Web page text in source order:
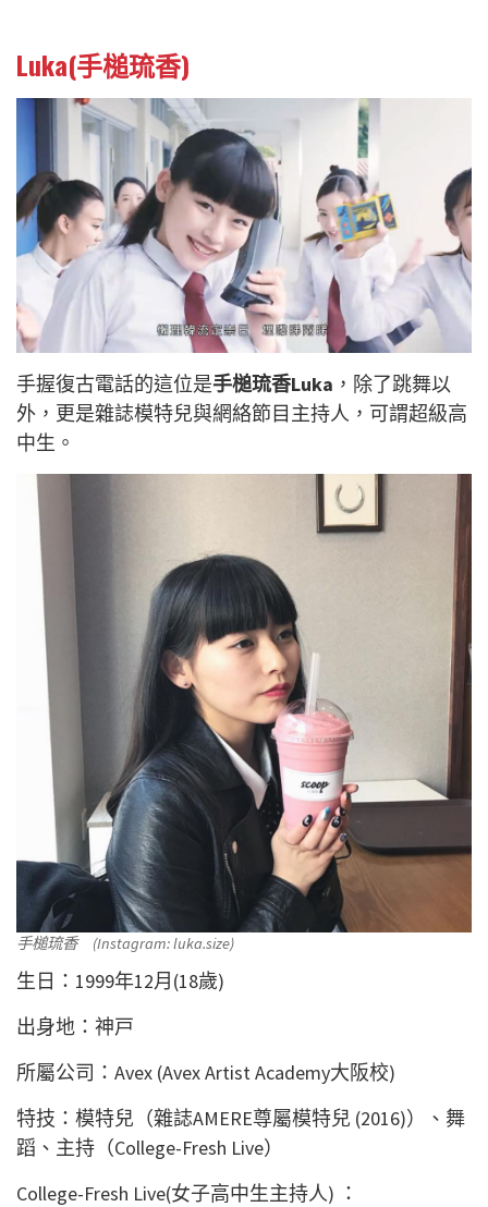
Luka(手槌琉香)
手握復古電話的這位是手槌琉香Luka ，除了跳舞以
外，更是雜誌模特兒與網絡節目主持人，可謂超級高
中生。
手槌琉香 (Instagram: luka.size)
生日：1999年12月(18歲)
出身地：神戸
所屬公司：Avex (Avex Artist Academy大阪校)
特技：模特兒（雜誌AMERE尊屬模特兒 (2016)）、舞
蹈、主持（College-Fresh Live）
College-Fresh Live(女子高中生主持人) ：